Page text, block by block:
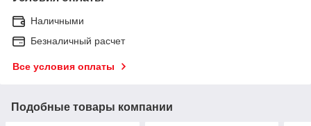
Наличными
Безналичный расчет
Все условия оплаты
Подобные товары компании